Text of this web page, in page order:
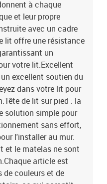
à chaque
et leur propre
avec un cadre
lit offre une résistance
un
votre lit.Excellent
excellent soutien du
dans votre lit pour
de lit sur pied : la
solution simple pour
sans effort,
l'installer au mur.
et le matelas ne sont
article est
de couleurs et de